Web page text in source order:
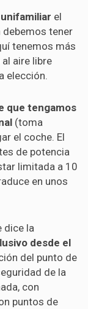
el
debemos tener
tenemos más
aire libre
elección.
que tengamos
(toma
el coche. El
de potencia
limitada a 10
en unos
dice la
desde el
del punto de
de la
con
puntos de